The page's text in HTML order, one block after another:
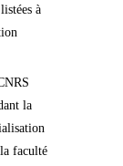
à
la
faculté